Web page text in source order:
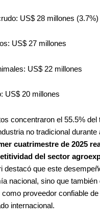
US$ 28 millones (3.7%)
US$ 27 millones
US$ 22 millones
US$ 20 millones
concentraron el 55.5% del
no tradicional durante
cuatrimestre de 2025
del sector
destacó que este
nacional, sino que también
proveedor confiable
internacional.